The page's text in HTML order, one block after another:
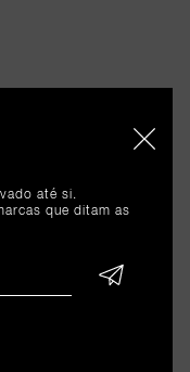
meta de
até si.
que ditam as